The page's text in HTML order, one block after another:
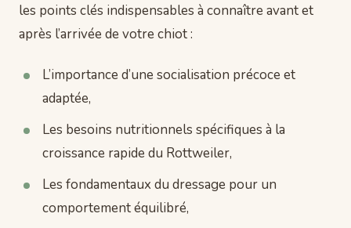
les points clés indispensables à connaître avant et
après l’arrivée de votre chiot :
L’importance d’une socialisation précoce et
adaptée,
Les besoins nutritionnels spécifiques à la
croissance rapide du Rottweiler,
Les fondamentaux du dressage pour un
comportement équilibré,